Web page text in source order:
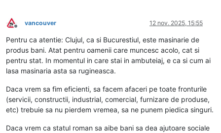
Deconectat
vancouver 12 nov. 2025, 15:55
Pentru ca atentie: Clujul, ca si Bucurestiul, este masinarie de
produs bani. Atat pentru oamenii care muncesc acolo, cat si
pentru stat. In momentul in care stai in ambuteiaj, e ca si cum ai
lasa masinaria asta sa rugineasca.
Daca vrem sa fim eficienti, sa facem afaceri pe toate fronturile
(servicii, constructii, industrial, comercial, furnizare de produse,
etc) trebuie sa nu pierdem vremea, sa ne punem piedica singuri.
Daca vrem ca statul roman sa aibe bani sa dea ajutoare sociale